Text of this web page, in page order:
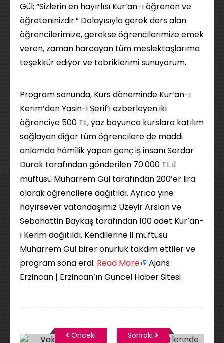
Gül; “Sizlerin en hayırlısı Kur’an-ı öğrenen ve
öğreteninizdir.” Dolayısıyla gerek ders alan
öğrencilerimize, gerekse öğrencilerimize emek
veren, zaman harcayan tüm meslektaşlarıma
teşekkür ediyor ve tebriklerimi sunuyorum.
Program sonunda, Kurs döneminde Kur’an-ı
Kerim’den Yasin-i Şerif’i ezberleyen iki
öğrenciye 500 TL, yaz boyunca kurslara katılım
sağlayan diğer tüm öğrencilere de maddi
anlamda hâmîlik yapan genç iş insanı Serdar
Durak tarafından gönderilen 70.000 TL il
müftüsü Muharrem Gül tarafından 200’er lira
olarak öğrencilere dağıtıldı. Ayrıca yine
hayırsever vatandaşımız Üzeyir Arslan ve
Sebahattin Baykaş tarafından 100 adet Kur’an-
ı Kerim dağıtıldı. Kendilerine il müftüsü
Muharrem Gül birer onurluk takdim ettiler ve
program sona erdi. ​ Read More
Ajans
Erzincan | Erzincan’ın Güncel Haber Sitesi
Önceki Sonraki